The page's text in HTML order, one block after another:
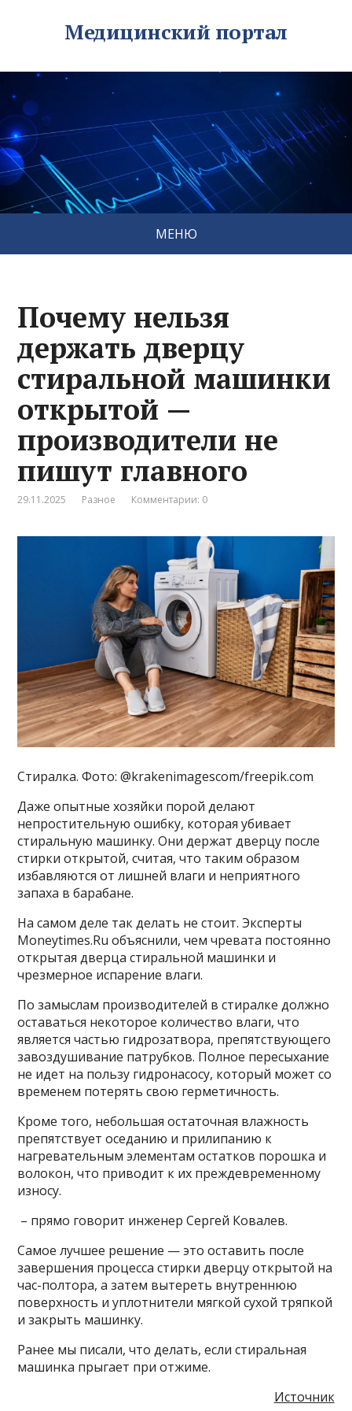
Медицинский портал
МЕНЮ
Почему нельзя
держать дверцу
стиральной машинки
открытой —
производители не
пишут главного
29.11.2025 Разное Комментарии: 0
Стиралка. Фото: @krakenimagescom/freepik.com
Даже опытные хозяйки порой делают
непростительную ошибку, которая убивает
стиральную машинку. Они держат дверцу после
стирки открытой, считая, что таким образом
избавляются от лишней влаги и неприятного
запаха в барабане.
На самом деле так делать не стоит. Эксперты
Moneytimes.Ru объяснили, чем чревата постоянно
открытая дверца стиральной машинки и
чрезмерное испарение влаги.
По замыслам производителей в стиралке должно
оставаться некоторое количество влаги, что
является частью гидрозатвора, препятствующего
завоздушивание патрубков. Полное пересыхание
не идет на пользу гидронасосу, который может со
временем потерять свою герметичность.
Кроме того, небольшая остаточная влажность
препятствует оседанию и прилипанию к
нагревательным элементам остатков порошка и
волокон, что приводит к их преждевременному
износу.
– прямо говорит инженер Сергей Ковалев.
Самое лучшее решение — это оставить после
завершения процесса стирки дверцу открытой на
час-полтора, а затем вытереть внутреннюю
поверхность и уплотнители мягкой сухой тряпкой
и закрыть машинку.
Ранее мы писали, что делать, если стиральная
машинка прыгает при отжиме.
Источник